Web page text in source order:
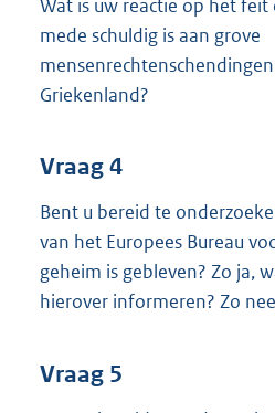
Wat is uw reactie op het
mede schuldig is aan grove
Griekenland?
Vraag 4
Bent u bereid te
van het Europees Bureau
geheim is gebleven? Zo ja,
hierover informeren? Zo
Vraag 5